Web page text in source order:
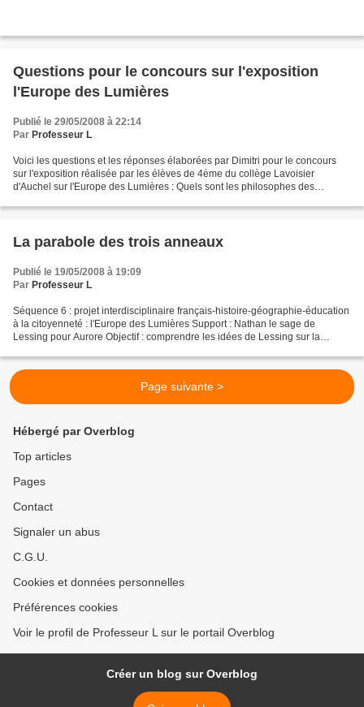
Questions pour le concours sur l'exposition
l'Europe des Lumières
Publié le 29/05/2008 à 22:14
Par Professeur L
Voici les questions et les réponses élaborées par Dimitri pour le concours
sur l'exposition réalisée par les élèves de 4ème du collège Lavoisier
d'Auchel sur l'Europe des Lumières : Quels sont les philosophes des
La parabole des trois anneaux
Publié le 19/05/2008 à 19:09
Par Professeur L
Séquence 6 : projet interdisciplinaire français-histoire-géographie-éducation
à la citoyenneté : l'Europe des Lumières Support : Nathan le sage de
Lessing pour Aurore Objectif : comprendre les idées de Lessing sur la
Page suivante >
Hébergé par Overblog
Top articles
Pages
Contact
Signaler un abus
C.G.U.
Cookies et données personnelles
Préférences cookies
Voir le profil de Professeur L sur le portail Overblog
Créer un blog sur Overblog